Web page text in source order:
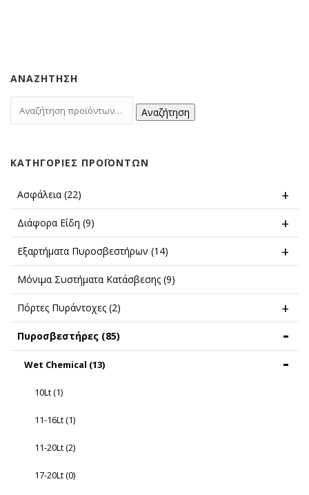
ΑΝΑΖΉΤΗΣΗ
Αναζήτηση
ΚΑΤΗΓΟΡΊΕΣ ΠΡΟΪΌΝΤΩΝ
Ασφάλεια (22)
Διάφορα Είδη (9)
Εξαρτήματα Πυροσβεστήρων (14)
Μόνιμα Συστήματα Κατάσβεσης (9)
Πόρτες Πυράντοχες (2)
Πυροσβεστήρες (85)
Wet Chemical (13)
10Lt(1)
11-16Lt(1)
11-20Lt(2)
17-20Lt(0)